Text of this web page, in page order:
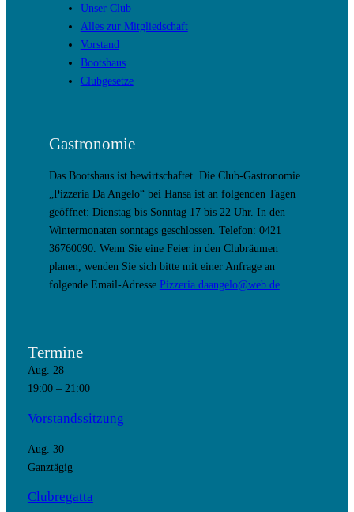
Unser Club
Alles zur Mitgliedschaft
Vorstand
Bootshaus
Clubgesetze
Gastronomie
Das Bootshaus ist bewirtschaftet. Die Club-Gastronomie
„Pizzeria Da Angelo“ bei Hansa ist an folgenden Tagen
geöffnet: Dienstag bis Sonntag 17 bis 22 Uhr. In den
Wintermonaten sonntags geschlossen. Telefon: 0421
36760090. Wenn Sie eine Feier in den Clubräumen
planen, wenden Sie sich bitte mit einer Anfrage an
folgende Email-Adresse Pizzeria.daangelo@web.de
Termine
Aug. 28
19:00– 21:00
Vorstandssitzung
Aug. 30
Ganztägig
Clubregatta